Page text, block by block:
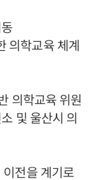
의학교육 체계
의학교육 위원
및 울산시 의
전을 계기로